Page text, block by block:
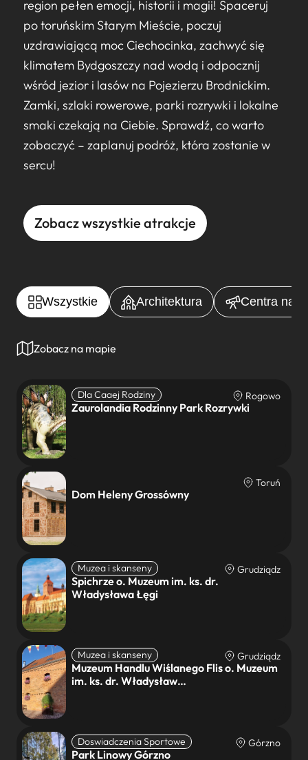
region pełen emocji, historii i magii! Spaceruj
po toruńskim Starym Mieście, poczuj
uzdrawiającą moc Ciechocinka, zachwyć się
klimatem Bydgoszczy nad wodą i odpocznij
wśród jezior i lasów na Pojezierzu Brodnickim.
Zamki, szlaki rowerowe, parki rozrywki i lokalne
smaki czekają na Ciebie. Sprawdź, co warto
zobaczyć – zaplanuj podróż, która zostanie w
sercu!
Zobacz wszystkie atrakcje
Wszystkie Architektura Centra
Zobacz na mapie
Dla Caaej Rodziny Rogowo
Zaurolandia Rodzinny Park Rozrywki
Toruń
Dom Heleny Grossówny
Muzea i skanseny Grudziądz
Spichrze o. Muzeum im. ks. dr.
Władysława Łęgi
Muzea i skanseny Grudziądz
Muzeum Handlu Wiślanego Flis o. Muzeum
im. ks. dr. Władysław…
Doswiadczenia Sportowe Górzno
Park Linowy Górzno